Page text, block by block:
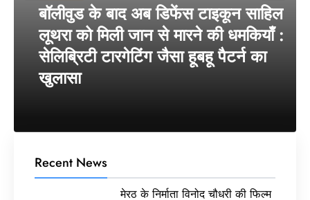
बॉलीवुड के बाद अब डिफेंस टाइकून साहिल
लूथरा को मिली जान से मारने की धमकियाँ :
सेलिब्रिटी टारगेटिंग जैसा हूबहू पैटर्न का
खुलासा
Recent News
मेरठ के निर्माता विनोद चौधरी की फिल्म